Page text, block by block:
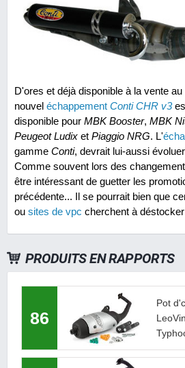
D'ores et déjà disponible à la vente
nouvel échappement Conti CHR v3
disponible pour MBK Booster, MBK
Peugeot Ludix et Piaggio NRG. L'
gamme Conti, devrait lui-aussi
Comme souvent lors des
être intéressant de guetter les
précédente... Il se pourrait bien que
ou sites de vpc cherchent à
PRODUITS EN RAPPORTS
86
Pot